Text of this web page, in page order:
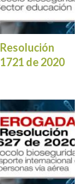
Resolución
1721 de 2020